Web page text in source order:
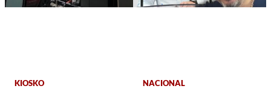
KIOSKO NACIONAL